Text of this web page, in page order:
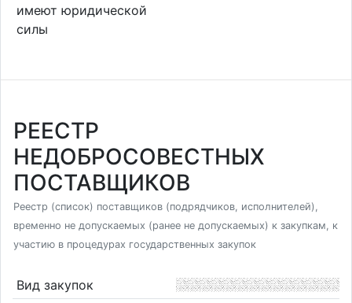
имеют юридической
силы
РЕЕСТР
НЕДОБРОСОВЕСТНЫХ
ПОСТАВЩИКОВ
Реестр (список) поставщиков (подрядчиков, исполнителей),
временно не допускаемых (ранее не допускаемых) к закупкам, к
участию в процедурах государственных закупок
Вид закупок